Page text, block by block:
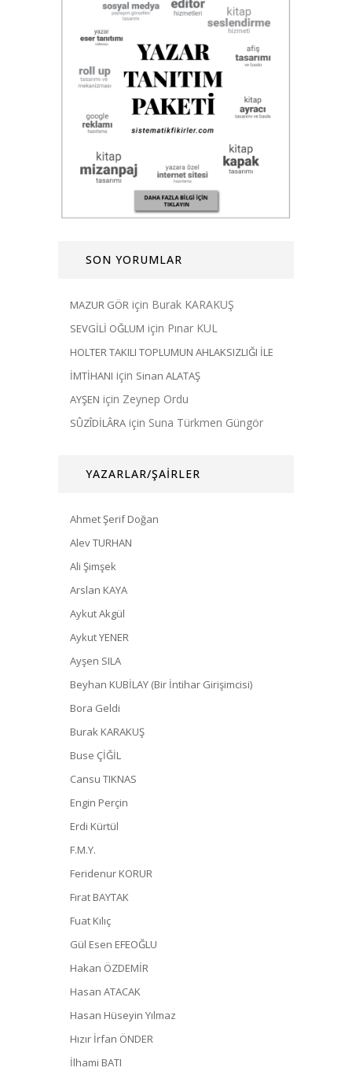
SON YORUMLAR
MAZUR GÖR için Burak KARAKUŞ
SEVGİLİ OĞLUM için Pınar KUL
HOLTER TAKILI TOPLUMUN AHLAKSIZLIĞI İLE
İMTİHANI için Sinan ALATAŞ
AYŞEN için Zeynep Ordu
SÛZÎDİLÂRA için Suna Türkmen Güngör
YAZARLAR/ŞAİRLER
Ahmet Şerif Doğan
Alev TURHAN
Ali Şimşek
Arslan KAYA
Aykut Akgül
Aykut YENER
Ayşen SILA
Beyhan KUBİLAY (Bir İntihar Girişimcisi)
Bora Geldi
Burak KARAKUŞ
Buse ÇİĞİL
Cansu TIKNAS
Engin Perçin
Erdi Kürtül
F.M.Y.
Feridenur KORUR
Fırat BAYTAK
Fuat Kılıç
Gül Esen EFEOĞLU
Hakan ÖZDEMİR
Hasan ATACAK
Hasan Hüseyin Yılmaz
Hızır İrfan ÖNDER
İlhami BATI